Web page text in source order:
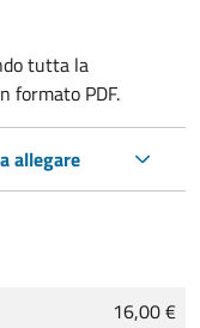
tutta la
formato PDF.
allegare
16,00 €